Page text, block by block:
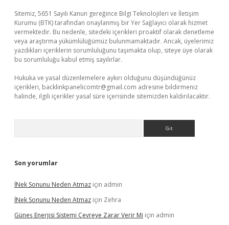
Sitemiz, 5651 Sayılı Kanun gereğince Bilgi Teknolojileri ve İletişim
Kurumu (BTK) tarafından onaylanmış bir Yer Sağlayıcı olarak hizmet
vermektedir. Bu nedenle, sitedeki içerikleri proaktif olarak denetleme
veya araştırma yükümlülüğümüz bulunmamaktadır. Ancak, üyelerimiz
yazdıkları içeriklerin sorumluluğunu taşımakta olup, siteye üye olarak
bu sorumluluğu kabul etmiş sayılırlar.
Hukuka ve yasal düzenlemelere aykırı olduğunu düşündüğünüz
içerikleri, backlinkpanelicomtr@gmail.com adresine bildirmeniz
halinde, ilgili içerikler yasal süre içerisinde sitemizden kaldırılacaktır.
Son yorumlar
İNek Sonunu Neden Atmaz için admin
İNek Sonunu Neden Atmaz için Zehra
Güneş Enerjisi Sistemi Çevreye Zarar Verir Mi için admin